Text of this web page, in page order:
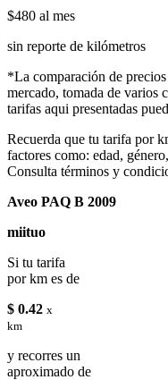
$480 al mes
sin reporte de kilómetros
*La comparación de
mercado, tomada de varios
tarifas aqui presentadas
Recuerda que tu tarifa por
factores como: edad,
Consulta términos y
Aveo PAQ B 2009
miituo
Si tu tarifa
por km es de
$ 0.42 x
km
y recorres un
aproximado de